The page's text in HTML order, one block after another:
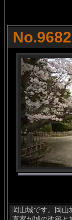
岡山城です。岡